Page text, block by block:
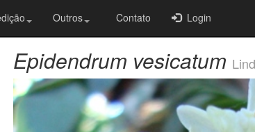
Outros Contato Login
Epidendrum vesicatum